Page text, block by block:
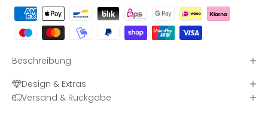
Beschreibung
Design & Extras
Versand & Rückgabe